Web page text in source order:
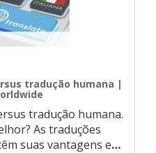
tradução humana |
tradução humana.
As traduções
suas vantagens e…